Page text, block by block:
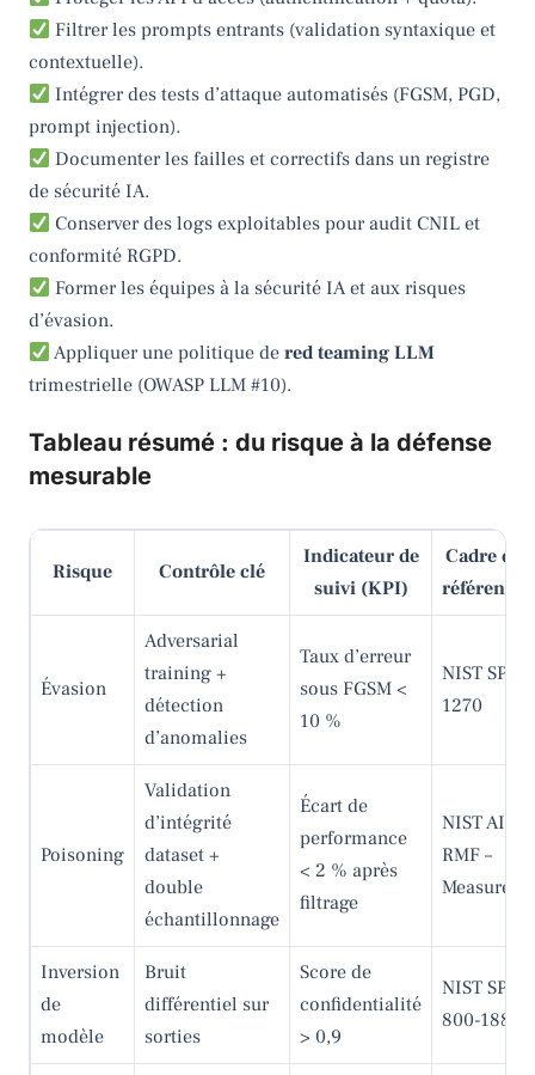
Filtrer les prompts entrants (validation syntaxique et
contextuelle).
Intégrer des tests d’attaque automatisés (FGSM, PGD,
prompt injection).
Documenter les failles et correctifs dans un registre
de sécurité IA.
Conserver des logs exploitables pour audit CNIL et
conformité RGPD.
Former les équipes à la sécurité IA et aux risques
d’évasion.
Appliquer une politique dered teaming LLM
trimestrielle (OWASP LLM #10).
Tableau résumé : du risque à la défense
mesurable
Risque Contrôle clé
Indicateur de
suivi (KPI)
Cadre de
référence
Évasion
Adversarial
training +
détection
d’anomalies
Taux d’erreur
sous FGSM <
10 %
NIST SP
1270
Poisoning
Validation
d’intégrité
dataset +
double
échantillonnage
Écart de
performance
< 2 % après
filtrage
NIST AI
RMF –
Measure
Inversion
de
modèle
Bruit
différentiel sur
sorties
Score de
confidentialité
> 0,9
NIST SP
800-188